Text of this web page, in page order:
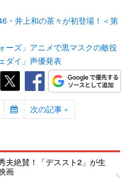
・井上和の茶々が初登場！＜第
ーズ」アニメで黒マスクの敵役
ダイ」声優発表
次の記事 »
夫絶賛！「デススト2」が生
画